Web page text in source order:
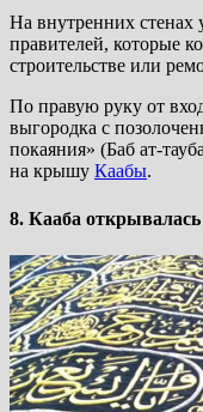
На внутренних стенах
правителей, которые
строительстве или
По правую руку от
выгородка с
покаяния» (Баб ат-
на крышу Каабы.
8. Кааба